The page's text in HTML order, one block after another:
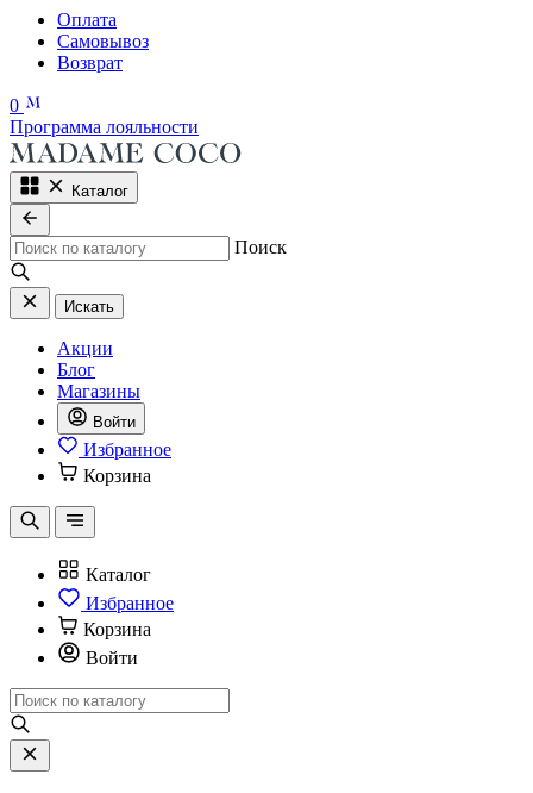
Оплата
Самовывоз
Возврат
0
Программа лояльности
Каталог
Поиск
Искать
Акции
Блог
Магазины
Войти
Избранное
Корзина
Каталог
Избранное
Корзина
Войти